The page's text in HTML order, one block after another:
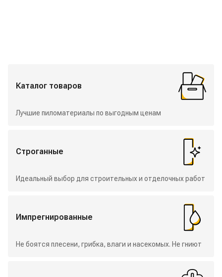
Каталог товаров
Лучшие пиломатериалы по выгодным ценам
Строганные
Идеальный выбор для строительных и отделочных работ
Импрегнированные
Не боятся плесени, грибка, влаги и насекомых. Не гниют